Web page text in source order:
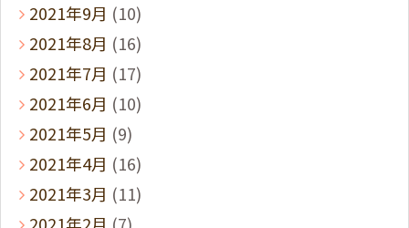
2021年9月 (10)
2021年8月 (16)
2021年7月 (17)
2021年6月 (10)
2021年5月 (9)
2021年4月 (16)
2021年3月 (11)